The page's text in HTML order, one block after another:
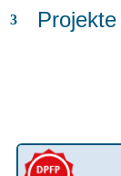
Projekte